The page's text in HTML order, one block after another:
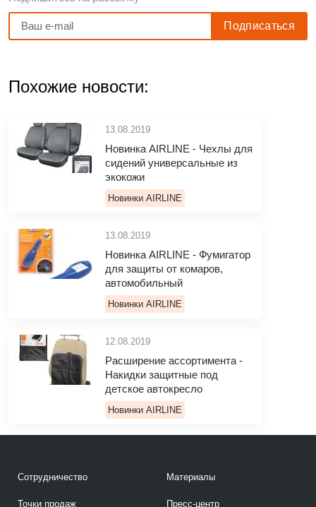
Похожие новости:
13.08.2019
Новинка AIRLINE - Чехлы для
сидений универсальные из
экокожи
Новинки AIRLINE
13.08.2019
Новинка AIRLINE - Фумигатор
для защиты от комаров,
автомобильный
Новинки AIRLINE
12.08.2019
Расширение ассортимента -
Накидки защитные под
детское автокресло
Новинки AIRLINE
Сотрудничество
Точки продаж
Материалы
Пресс-центр